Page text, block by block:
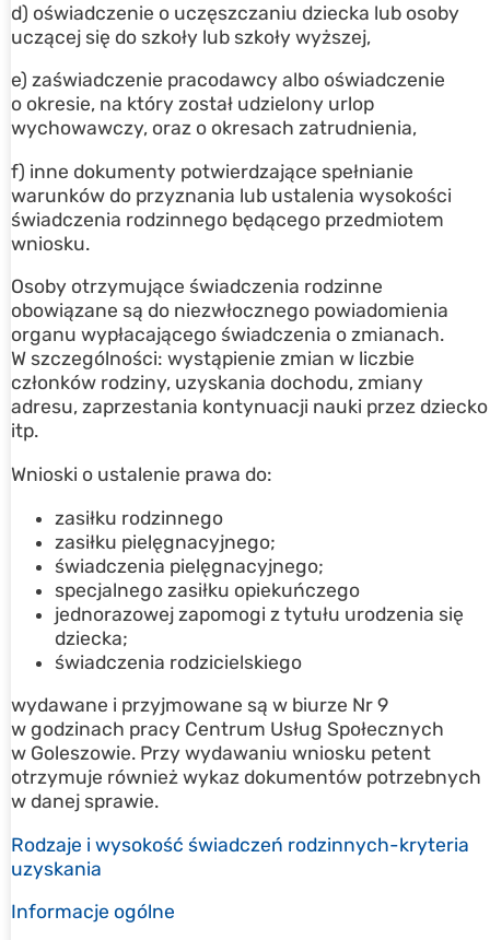
d) oświadczenie o uczęszczaniu dziecka lub osoby
uczącej się do szkoły lub szkoły wyższej,
e) zaświadczenie pracodawcy albo oświadczenie
o okresie, na który został udzielony urlop
wychowawczy, oraz o okresach zatrudnienia,
f) inne dokumenty potwierdzające spełnianie
warunków do przyznania lub ustalenia wysokości
świadczenia rodzinnego będącego przedmiotem
wniosku.
Osoby otrzymujące świadczenia rodzinne
obowiązane są do niezwłocznego powiadomienia
organu wypłacającego świadczenia o zmianach.
W szczególności: wystąpienie zmian w liczbie
członków rodziny, uzyskania dochodu, zmiany
adresu, zaprzestania kontynuacji nauki przez dziecko
itp.
Wnioski o ustalenie prawa do:
zasiłku rodzinnego
zasiłku pielęgnacyjnego;
świadczenia pielęgnacyjnego;
specjalnego zasiłku opiekuńczego
jednorazowej zapomogi z tytułu urodzenia się
dziecka;
świadczenia rodzicielskiego
wydawane i przyjmowane są w biurze Nr 9
w godzinach pracy Centrum Usług Społecznych
w Goleszowie. Przy wydawaniu wniosku petent
otrzymuje również wykaz dokumentów potrzebnych
w danej sprawie.
Rodzaje i wysokość świadczeń rodzinnych-kryteria
uzyskania
Informacje ogólne